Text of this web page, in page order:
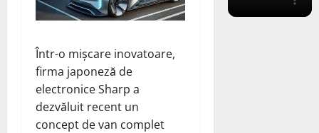
Într-o mișcare inovatoare,
firma japoneză de
electronice Sharp a
dezvăluit recent un
concept de van complet